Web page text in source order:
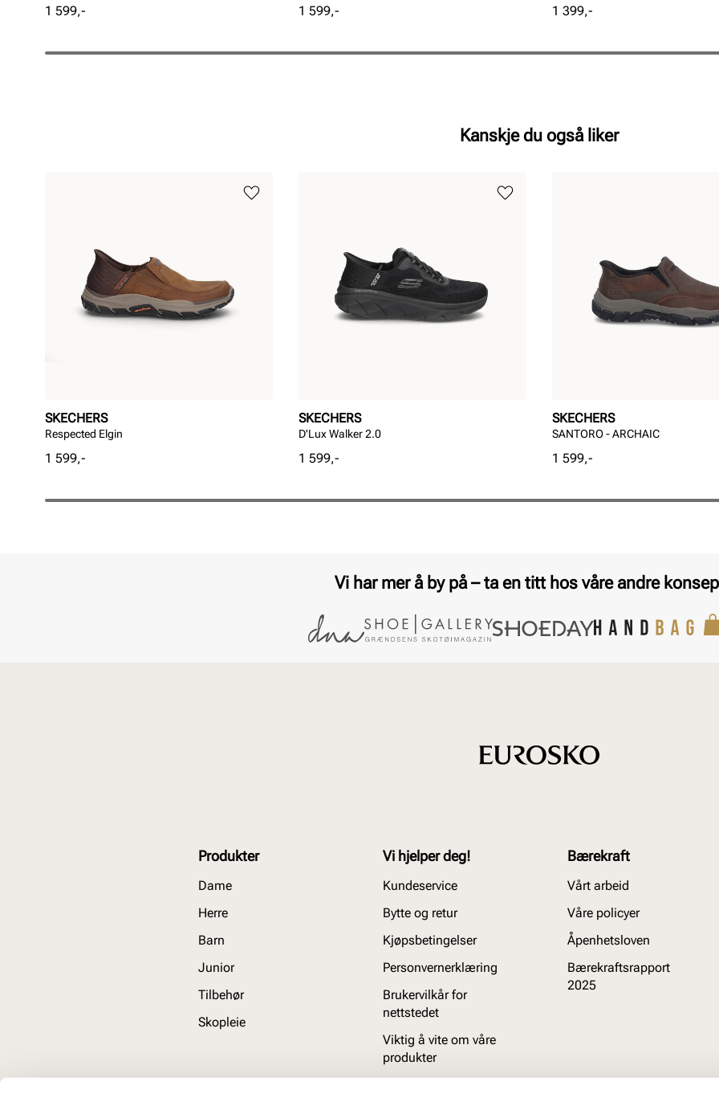
Pris
1 599,- Pris
1 599,- Pris
1 399,-
Kanskje du også liker
SKECHERS
Respected Elgin
Pris
1 599,-
SKECHERS
D'Lux Walker 2.0
Pris
1 599,-
SKECHERS
SANTORO - ARCHAIC
Pris
1 599,-
Vi har mer å by på – ta en titt hos våre andre
Produkter
Dame
Herre
Barn
Junior
Tilbehør
Skopleie
Vi hjelper deg!
Kundeservice
Bytte og retur
Kjøpsbetingelser
Personvernerklæring
Brukervilkår for
nettstedet
Viktig å vite om våre
produkter
Bærekraft
Vårt arbeid
Våre policyer
Åpenhetsloven
Bærekraftsrapport
2025